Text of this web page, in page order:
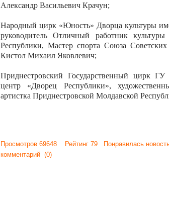
Александр Васильевич Крачун;
Народный цирк «Юность» Дворца культуры
руководитель Отличный работник
Республики, Мастер спорта Союза Советских
Кистол Михаил Яковлевич;
Приднестровский Государственный цирк ГУ
центр «Дворец Республики»,
артистка Приднестровской Молдавской
Просмотров 69648 Рейтинг 79 Понравилась
комментарий (0)